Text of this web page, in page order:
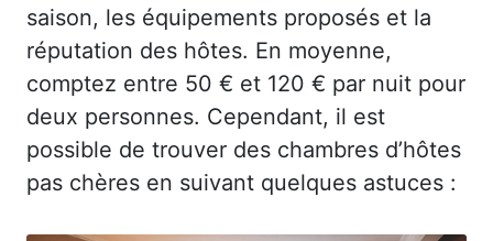
saison, les équipements proposés et la
réputation des hôtes. En moyenne,
comptez entre 50 € et 120 € par nuit pour
deux personnes. Cependant, il est
possible de trouver des chambres d’hôtes
pas chères en suivant quelques astuces :